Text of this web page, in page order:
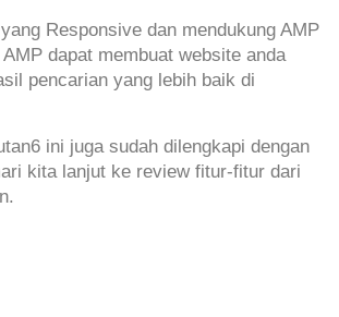
Responsive dan mendukung AMP
dapat membuat website anda
pencarian yang lebih baik di
ini juga sudah dilengkapi dengan
kita lanjut ke review fitur-fitur dari